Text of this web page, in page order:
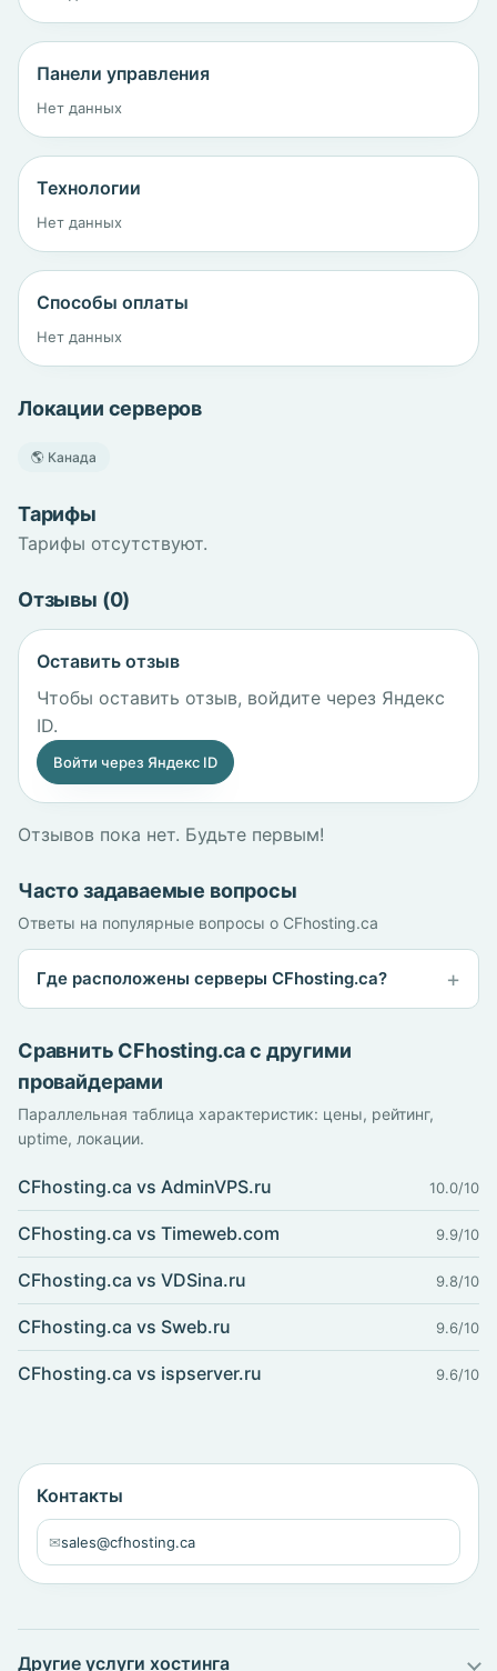
Панели управления
Нет данных
Технологии
Нет данных
Способы оплаты
Нет данных
Локации серверов
🌎 Канада
Тарифы
Тарифы отсутствуют.
Отзывы (0)
Оставить отзыв
Чтобы оставить отзыв, войдите через Яндекс
ID.
Войти через Яндекс ID
Отзывов пока нет. Будьте первым!
Часто задаваемые вопросы
Ответы на популярные вопросы о CFhosting.ca
Где расположены серверы CFhosting.ca?
Сравнить CFhosting.ca с другими
провайдерами
Параллельная таблица характеристик: цены, рейтинг,
uptime, локации.
CFhosting.ca vs AdminVPS.ru 10.0/10
CFhosting.ca vs Timeweb.com 9.9/10
CFhosting.ca vs VDSina.ru 9.8/10
CFhosting.ca vs Sweb.ru 9.6/10
CFhosting.ca vs ispserver.ru 9.6/10
Контакты
✉sales@cfhosting.ca
Другие услуги хостинга